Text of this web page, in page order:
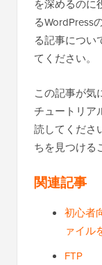
この記事が
を深めるのに
るWordPress
る記事につい
この記事が気
チュートリア
読してくださ
初心者